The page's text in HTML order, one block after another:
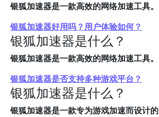
银狐加速器是一款高效的网络加速工具。
银狐加速器好用吗？用户体验如何？
银狐加速器是什么？
银狐加速器是一款高效的网络加速工具。
银狐加速器是否支持多种游戏平台？
银狐加速器是什么？
银狐加速器是一款专为游戏加速而设计的